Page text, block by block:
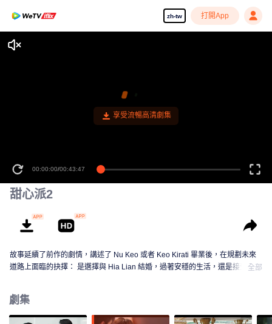
zh-tw 打開App
享受流暢高清劇集
00:00:00/00:43:47
甜心派2
故事延續了前作的劇情，講述了 Nu Keo 或者 Keo Kirati 畢業後，在規劃未來
道路上面臨的抉擇： 是選擇與 Hia Lian 結婚，過著安穩的生活，還是接受知名
全部
劇集